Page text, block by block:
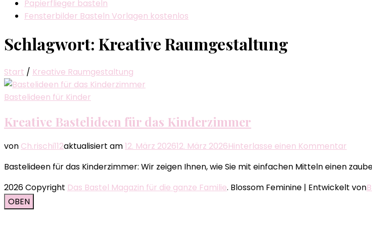
Papierflieger basteln
Fensterbilder Basteln Vorlagen kostenlos
Schlagwort: Kreative Raumgestaltung
Start / Kreative Raumgestaltung
Bastelideen für Kinder
Kreative Bastelideen für das Kinderzimmer
von Ch.rischi112aktualisiert am12. März 202612. März 2026Hinterlasse einen Kommentar
für
Bastelideen für das Kinderzimmer: Wir zeigen Ihnen, wie Sie mit einfachen Mitteln einen
2026 Copyright Das Bastel Magazin für die ganze Familie. Blossom Feminine | Entwickelt von
OBEN